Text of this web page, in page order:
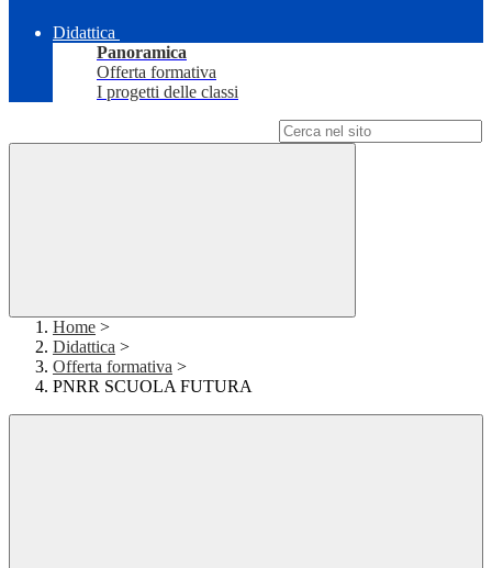
Didattica
Panoramica
Offerta formativa
I progetti delle classi
Home >
Didattica >
Offerta formativa >
PNRR SCUOLA FUTURA